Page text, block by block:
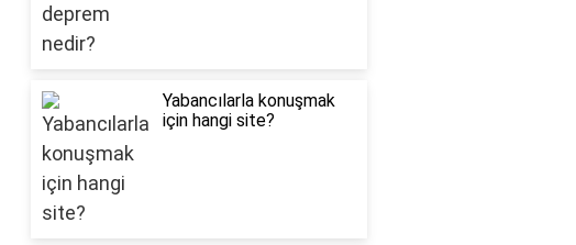
Yabancılarla konuşmak
için hangi site?